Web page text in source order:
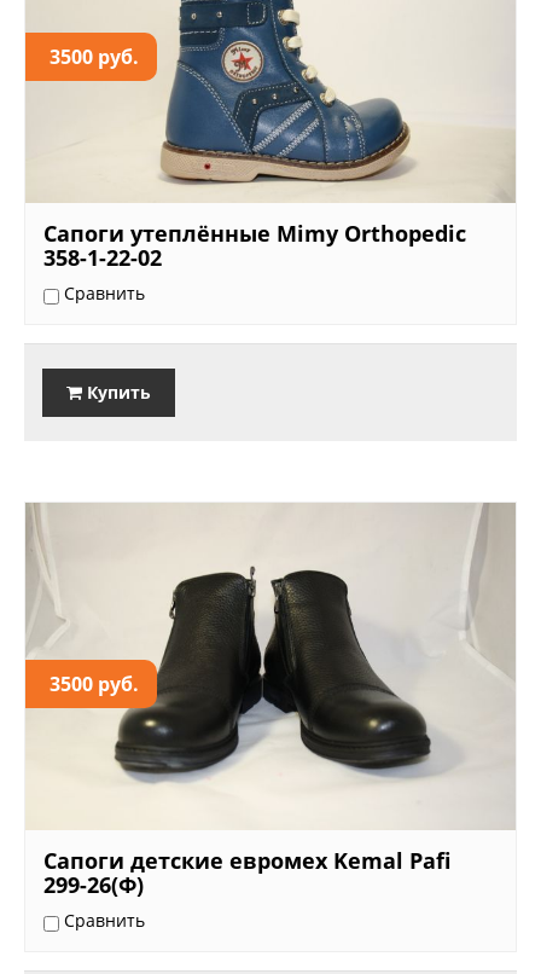
3500 руб.
Сапоги утеплённые Mimy Orthopedic
358-1-22-02
Сравнить
Купить
3500 руб.
Сапоги детские евромех Kemal Pafi
299-26(Ф)
Сравнить